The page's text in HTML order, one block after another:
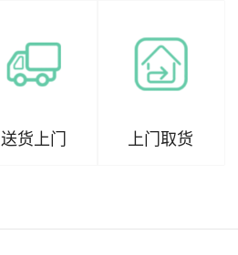
送货上门 上门取货